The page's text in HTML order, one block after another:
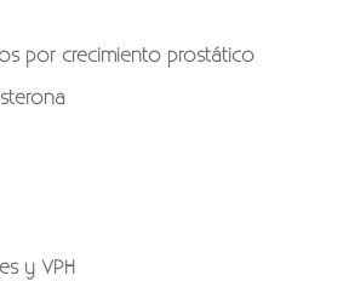
por crecimiento prostático
y VPH